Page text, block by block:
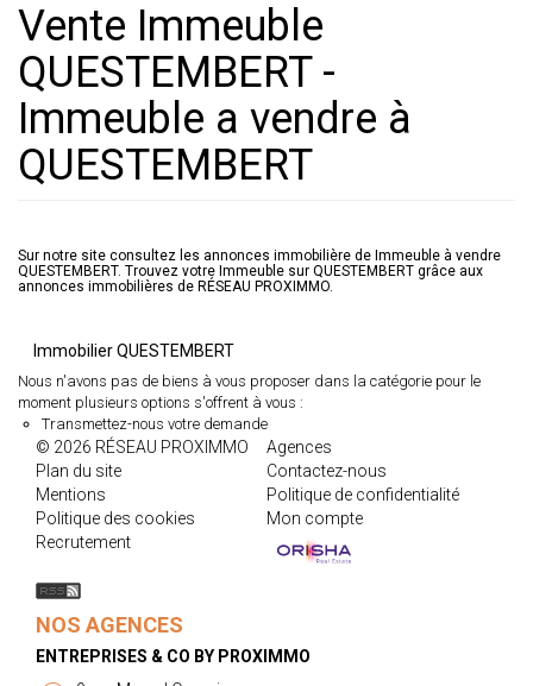
Vente Immeuble
QUESTEMBERT -
Immeuble a vendre à
QUESTEMBERT
Sur notre site consultez les annonces immobilière de Immeuble à vendre
QUESTEMBERT. Trouvez votre Immeuble sur QUESTEMBERT grâce aux
annonces immobilières de RÉSEAU PROXIMMO.
Immobilier QUESTEMBERT
Nous n'avons pas de biens à vous proposer dans la catégorie pour le
moment plusieurs options s'offrent à vous :
Transmettez-nous votre demande
© 2026 RÉSEAU PROXIMMO
Agences
Plan du site
Contactez-nous
Mentions
Politique de confidentialité
Politique des cookies
Mon compte
Recrutement
NOS AGENCES
ENTREPRISES & CO BY PROXIMMO